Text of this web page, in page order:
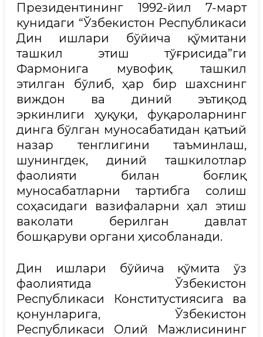
Президентининг 1992-йил 7-март
кунидаги “Ўзбекистон Республикаси
Дин ишлари бўйича қўмитани
ташкил этиш тўғрисида”ги
Фармонига мувофиқ ташкил
этилган бўлиб, ҳар бир шахснинг
виждон ва диний эътиқод
эркинлиги ҳуқуқи, фуқароларнинг
динга бўлган муносабатидан қатъий
назар тенглигини таъминлаш,
шунингдек, диний ташкилотлар
фаолияти билан боғлиқ
муносабатларни тартибга солиш
соҳасидаги вазифаларни ҳал этиш
ваколати берилган давлат
бошқаруви органи ҳисобланади.
Дин ишлари бўйича қўмита ўз
фаолиятида Ўзбекистон
Республикаси Конститустиясига ва
қонунларига, Ўзбекистон
Республикаси Олий Мажлисининг